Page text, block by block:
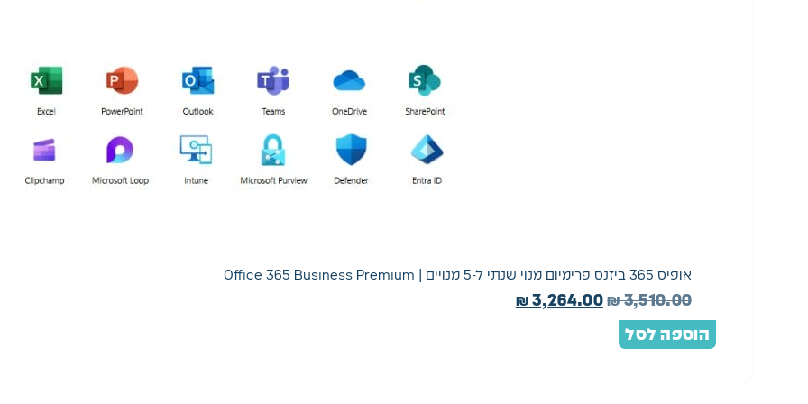
אופיס 365 ביזנס פרימיום מנוי שנתי ל-5 מנויים | Office 365 Business Premium
₪3,510.00
₪3,264.00
הוספה לסל